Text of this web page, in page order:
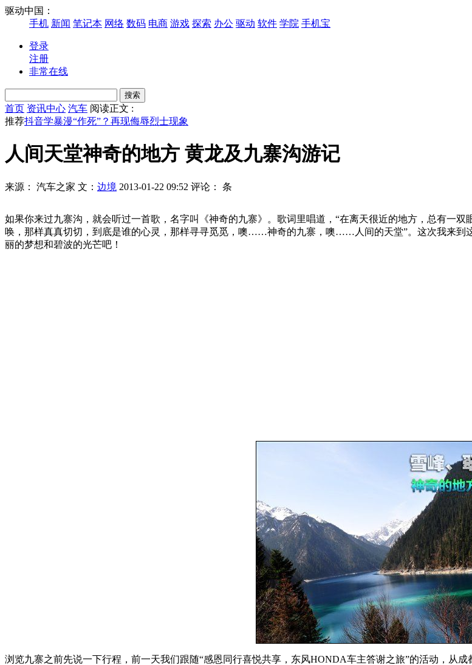
驱动中国：
手机 新闻 笔记本 网络 数码 电商 游戏 探索 办公 驱动 软件 学院 手机宝
登录
注册
非常在线
首页 资讯中心 汽车 阅读正文 :
推荐抖音学暴漫“作死”？再现侮辱烈士现象
人间天堂神奇的地方 黄龙及九寨沟游记
来源： 汽车之家 文： 边境 2013-01-22 09:52 评论： 条
如果你来过九寨沟，就会听过一首歌，名字叫《神奇的九寨》。歌词里唱道，“在离天很近的地方，总有一
唤，那样真真切切，到底是谁的心灵，那样寻寻觅觅，噢……神奇的九寨，噢……人间的天堂”。这次我来到
丽的梦想和碧波的光芒吧！
浏览九寨之前先说一下行程，前一天我们跟随“感恩同行喜悦共享，东风HONDA车主答谢之旅”的活动，从